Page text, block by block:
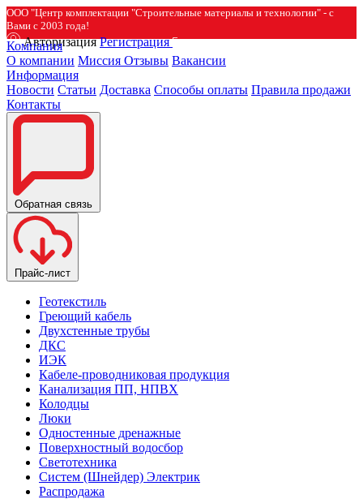
ООО "Центр комплектации "Строительные материалы и технологии" - с
Вами с 2003 года!
Авторизация Регистрация
Компания
О компании Миссия Отзывы Вакансии
Информация
Новости Статьи Доставка Способы оплаты Правила продажи
Контакты
Обратная связь
Прайс-лист
Геотекстиль
Греющий кабель
Двухстенные трубы
ДКС
ИЭК
Кабеле-проводниковая продукция
Канализация ПП, НПВХ
Колодцы
Люки
Одностенные дренажные
Поверхностный водосбор
Светотехника
Систем (Шнейдер) Электрик
Распродажа